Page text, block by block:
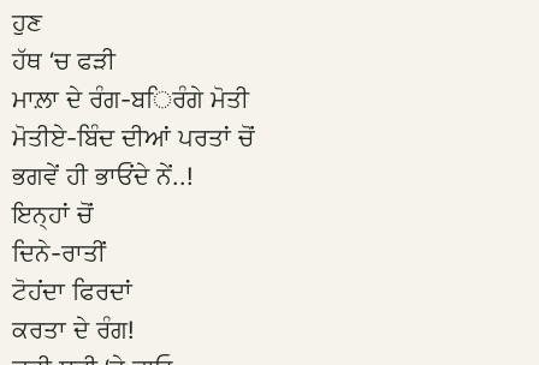
ਹੁਣ
ਹੱਥ ‘ਚ ਫੜੀ
ਮਾਲ਼ਾ ਦੇ ਰੰਗ-ਬਿਰੰਗੇ ਮੋਤੀ
ਮੋਤੀਏ-ਬਿੰਦ ਦੀਆਂ ਪਰਤਾਂ ਚੋਂ
ਭਗਵੇਂ ਹੀ ਭਾਓਂਦੇ ਨੇਂ..!
ਇਨ੍ਹਾਂ ਚੋਂ
ਦਿਨੇ-ਰਾਤੀਂ
ਟੋਹਂਦਾ ਫਿਰਦਾਂ
ਕਰਤਾ ਦੇ ਰੰਗ!